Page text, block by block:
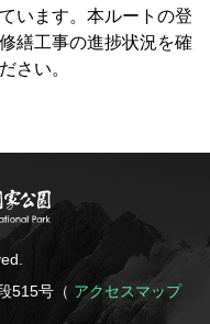
います。本ルートの登
繕工事の進捗状況を確
さい。
515号（ アクセスマップ